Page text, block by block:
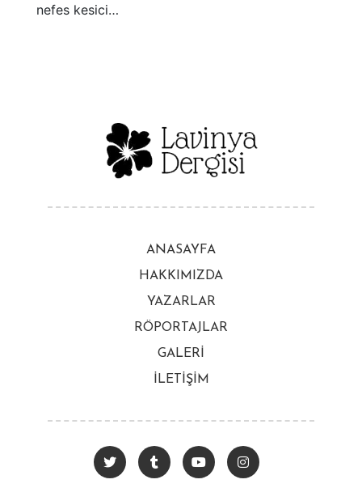
nefes kesici…
ANASAYFA
HAKKIMIZDA
YAZARLAR
RÖPORTAJLAR
GALERİ
İLETİŞİM